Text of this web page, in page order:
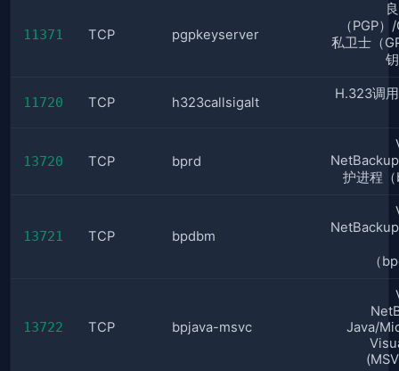
11371 TCP pgpkeyserver
（PGP
私卫士（
11720 TCP h323callsigalt
H.323调
13720 TCP bprd
护进程
13721 TCP bpdbm
（
13722 TCP bpjava-msvc
Java/